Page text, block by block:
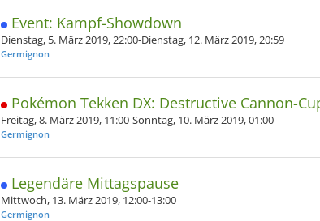
Event: Kampf-Showdown
Dienstag, 5. März 2019, 22:00-Dienstag, 12. März 2019, 20:59
Germignon
Pokémon Tekken DX: Destructive Cannon-
Freitag, 8. März 2019, 11:00-Sonntag, 10. März 2019, 01:00
Germignon
Legendäre Mittagspause
Mittwoch, 13. März 2019, 12:00-13:00
Germignon